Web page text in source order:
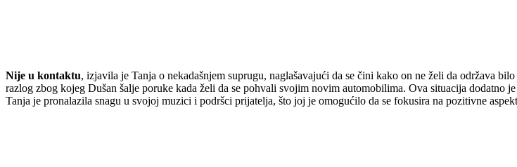
Nije u kontaktu, izjavila je Tanja o nekadašnjem suprugu, naglašavajući da se čini kako on ne želi da održava
razlog zbog kojeg Dušan šalje poruke kada želi da se pohvali svojim novim automobilima. Ova situacija dodatno
Tanja je pronalazila snagu u svojoj muzici i podršci prijatelja, što joj je omogućilo da se fokusira na pozitivne